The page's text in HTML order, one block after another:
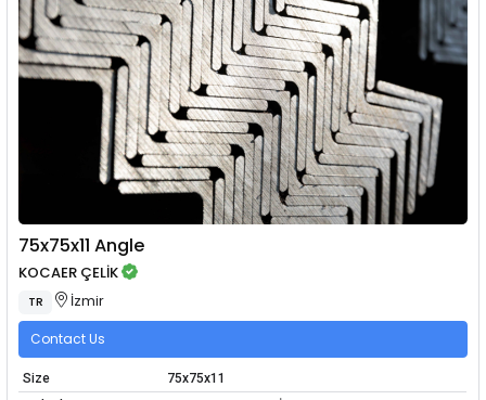
75x75x11 Angle
KOCAER ÇELİK
TR İzmir
Contact Us
Size
75x75x11